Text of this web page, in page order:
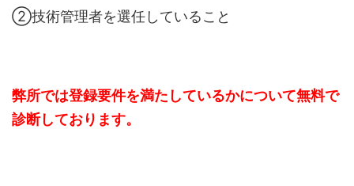
②技術管理者を選任していること
弊所では登録要件を満たしているかについて無料で
診断しております。